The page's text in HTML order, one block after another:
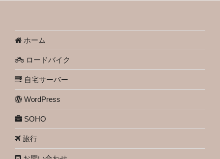
ホーム
ロードバイク
自宅サーバー
WordPress
SOHO
旅行